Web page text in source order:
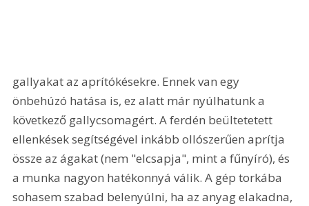
gallyakat az aprítókésekre. Ennek van egy
önbehúzó hatása is, ez alatt már nyúlhatunk a
következő gallycsomagért. A ferdén beültetetett
ellenkések segítségével inkább ollószerűen aprítja
össze az ágakat (nem "elcsapja", mint a fűnyíró), és
a munka nagyon hatékonnyá válik. A gép torkába
sohasem szabad belenyúlni, ha az anyag elakadna,